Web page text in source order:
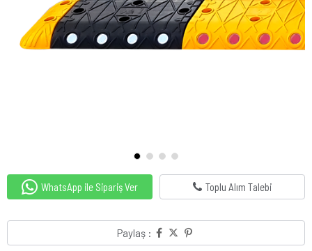
WhatsApp ile Sipariş Ver Toplu Alım Talebi
Paylaş :